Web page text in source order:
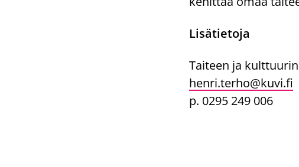
Lisätietoja
Taiteen ja
henri.terho@kuvi.fi
p. 0295 249 006